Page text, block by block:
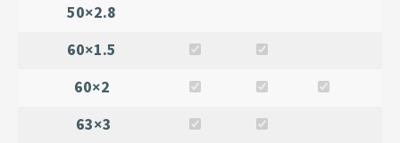
50×2.8
60×1.5
60×2
63×3